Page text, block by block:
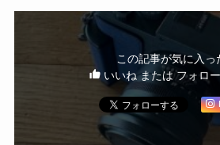
この記事が気に入っ
いいね または フォロ